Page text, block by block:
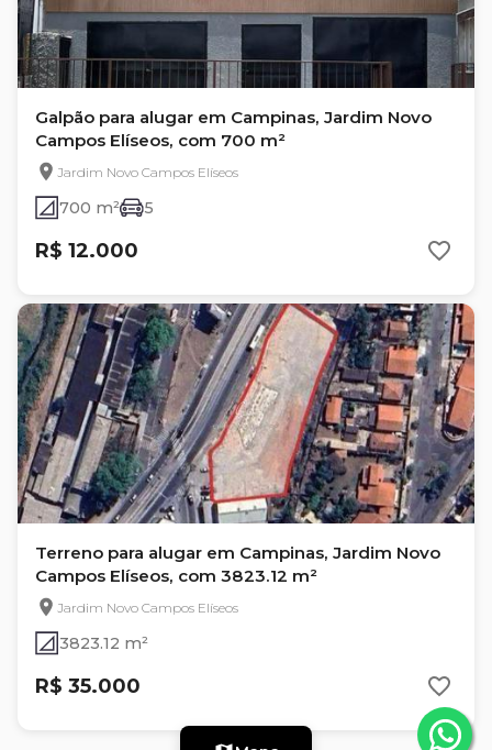
Galpão para alugar em Campinas, Jardim Novo
Campos Elíseos, com 700 m²
Jardim Novo Campos Elíseos
700 m² 5
R$ 12.000
Terreno para alugar em Campinas, Jardim Novo
Campos Elíseos, com 3823.12 m²
Jardim Novo Campos Elíseos
3823.12 m²
R$ 35.000